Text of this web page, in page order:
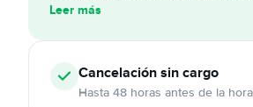
Leer más
Cancelaciónsin cargo
Hasta 48 horas antes de la